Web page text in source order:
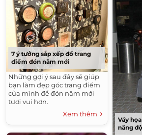
7 ý tưởng sắp xếp đồ trang
điểm đón năm mới
Những gợi ý sau đây sẽ giúp
bạn làm đẹp góc trang điểm
của mình để đón năm mới
tươi vui hơn.
Xem thêm
Váy
năng